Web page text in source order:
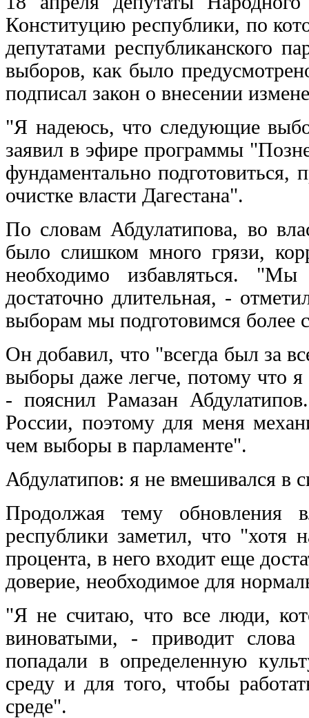
Конституцию республики, по
депутатами республиканского
выборов, как было
подписал закон о внесении
"Я надеюсь, что следующие
заявил в эфире программы
фундаментально
очистке власти Дагестана".
По словам Абдулатипова, во
было слишком много грязи,
необходимо избавляться.
достаточно длительная, -
выборам мы подготовимся более
Он добавил, что "всегда был за
выборы даже легче, потому что
- пояснил Рамазан
России, поэтому для меня
чем выборы в парламенте".
Абдулатипов: я не вмешивался в
Продолжая тему обновления
республики заметил, что "хотя
процента, в него входит еще
доверие, необходимое для
"Я не считаю, что все люди,
виноватыми, - приводит
попадали в определенную
среду и для того, чтобы
среде".